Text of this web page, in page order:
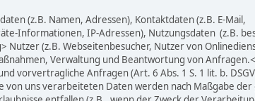
(z.B. Namen, Adressen), Kontaktdaten (z.B. E-Mail,
Informationen, IP-Adressen), Nutzungsdaten (z.B.
(z.B. Webseitenbesucher, Nutzer von
Verwaltung und Beantwortung von
vorvertragliche Anfragen (Art. 6 Abs. 1 S. 1 lit. b.
uns verarbeiteten Daten werden nach Maßgabe der